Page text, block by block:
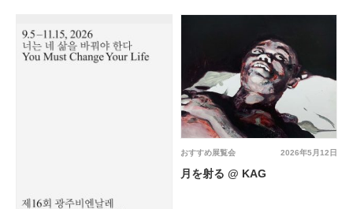
2026年5月12日
おすすめ展覧会
月を射る @ KAG